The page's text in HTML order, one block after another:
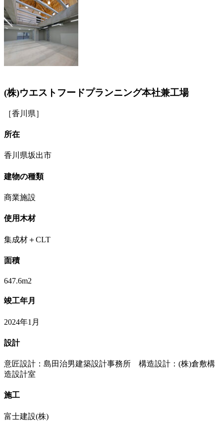
(株)ウエストフードプランニング本社兼工場
［香川県］
所在
香川県坂出市
建物の種類
商業施設
使用木材
集成材＋CLT
面積
647.6m2
竣工年月
2024年1月
設計
意匠設計：島田治男建築設計事務所 構造設計：(株)倉敷構
造設計室
施工
富士建設(株)